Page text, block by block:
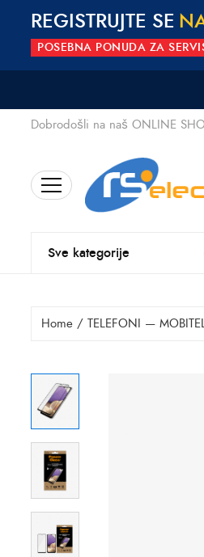
REGISTRUJTE SE N
POSEBNA PONUDA ZA
Dobrodošli na naš ONLINE
Sve kategorije
Home / TELEFONI — MOBITELI
Zaštitno
staklo
PanzerGlass
CF
Samsung
Galaxy
M23